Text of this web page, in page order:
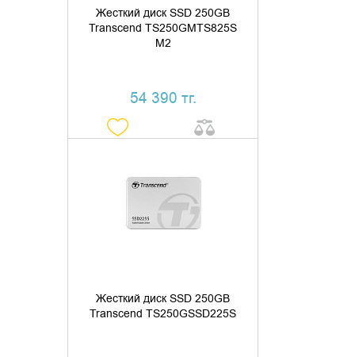
Жесткий диск SSD 250GB
Transcend TS250GMTS825S
M2
54 390 тг.
Жесткий диск SSD 250GB
Transcend TS250GSSD225S
ДОБАВИТЬ В КОРЗИНУ
КУПИТЬ В 1 КЛИК